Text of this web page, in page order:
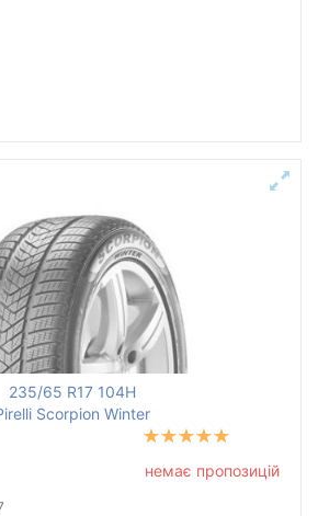
235/65 R17 104H
Scorpion Winter
немає пропозицій